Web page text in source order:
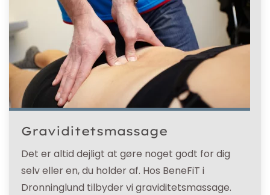
Graviditetsmassage
Det er altid dejligt at gøre noget godt for dig
selv eller en, du holder af. Hos BeneFiT i
Dronninglund tilbyder vi graviditetsmassage.